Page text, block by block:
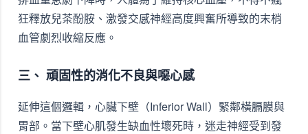
狂釋放兒茶酚胺、激發交感神經高度興奮所導致的末梢
血管劇烈收縮反應。
三、 頑固性的消化不良與噁心感
延伸這個邏輯，心臟下壁（Inferior Wall）緊鄰橫膈膜與
胃部。當下壁心肌發生缺血性壞死時，迷走神經受到發